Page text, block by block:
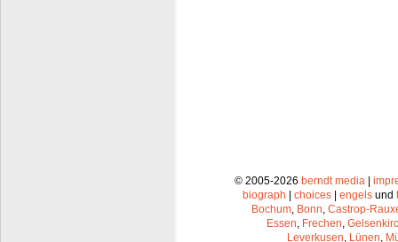
© 2005-2026 berndt media|
biograph
choices engels und
Bochum, Bonn, Castrop-
Essen, Frechen,
Leverkusen, Lünen,